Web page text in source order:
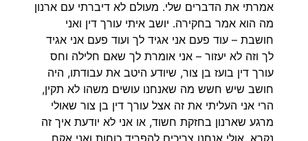
אמרתי את הדברים שלי. מעולם לא דיברתי עם ארנון
מה הוא אמר בחקירה. יושב איתי עורך דין ואני
חושבת – עוד פעם אני אגיד לך ועוד פעם אני אגיד
לך וזה לא יעזור – אני אומרת לך שאם חלילה וחס
עורך דין בועז בן צור, שיודע היטב את עבודתו, היה
חושב שיש חשש מה שאנחנו עושים משהו לא תקין,
הרי אני העליתי את זה אצל עורך דין בן צור שאולי
מרגע שארנון בחזקת חשוד, או אני לא יודעת איך זה
נקרא, אולי אנחנו צריכים להפריד כוחות ואני אקח